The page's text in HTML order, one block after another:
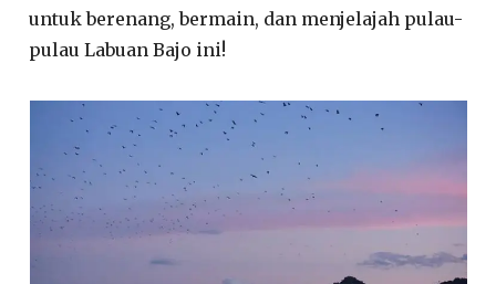
untuk berenang, bermain, dan menjelajah pulau-
pulau Labuan Bajo ini!